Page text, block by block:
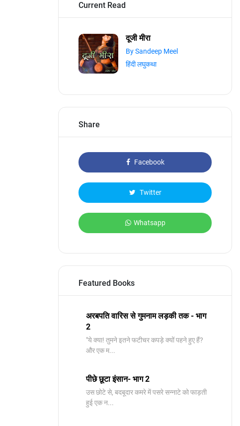
Current Read
दूजी मीरा
By Sandeep Meel
हिंदी लघुकथा
Share
Facebook
Twitter
Whatsapp
Featured Books
अरबपति वारिस से गुमनाम लड़की तक - भाग
2
"ये क्या! तुमने इतने फटीचर कपड़े क्यों पहने हुए हैं?
और एक म...
पीछे छूटा इंसान- भाग 2
उस छोटे से, बदबूदार कमरे में पसरे सन्नाटे को फाड़ती
हुई एक न...